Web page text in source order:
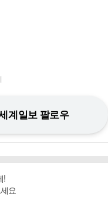
계일보 팔로우
!
요